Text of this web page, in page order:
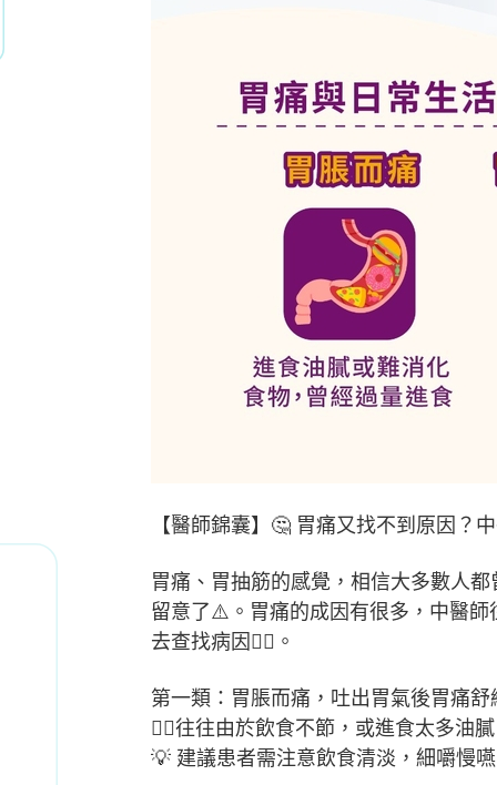
【醫師錦囊】🤔 胃痛又找不到原因？
胃痛、胃抽筋的感覺，相信大多數人
留意了⚠️。胃痛的成因有很多，中醫師
去查找病因👇🏻。
第一類：胃脹而痛，吐出胃氣後胃痛
👉🏻往往由於飲食不節，或進食太多
💡 建議患者需注意飲食清淡，細嚼慢